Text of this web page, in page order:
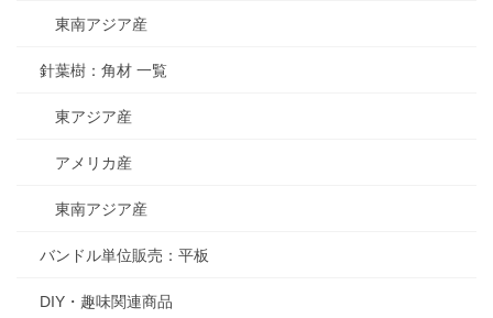
東南アジア産
針葉樹：角材 一覧
東アジア産
アメリカ産
東南アジア産
バンドル単位販売：平板
DIY・趣味関連商品